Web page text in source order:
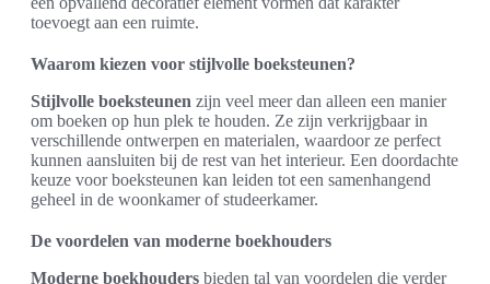
toevoegt aan een ruimte.
Waarom kiezen voor stijlvolle boeksteunen?
Stijlvolle boeksteunen zijn veel meer dan alleen een manier
om boeken op hun plek te houden. Ze zijn verkrijgbaar in
verschillende ontwerpen en materialen, waardoor ze perfect
kunnen aansluiten bij de rest van het interieur. Een doordachte
keuze voor boeksteunen kan leiden tot een samenhangend
geheel in de woonkamer of studeerkamer.
De voordelen van moderne boekhouders
Moderne boekhouders bieden tal van voordelen die verder